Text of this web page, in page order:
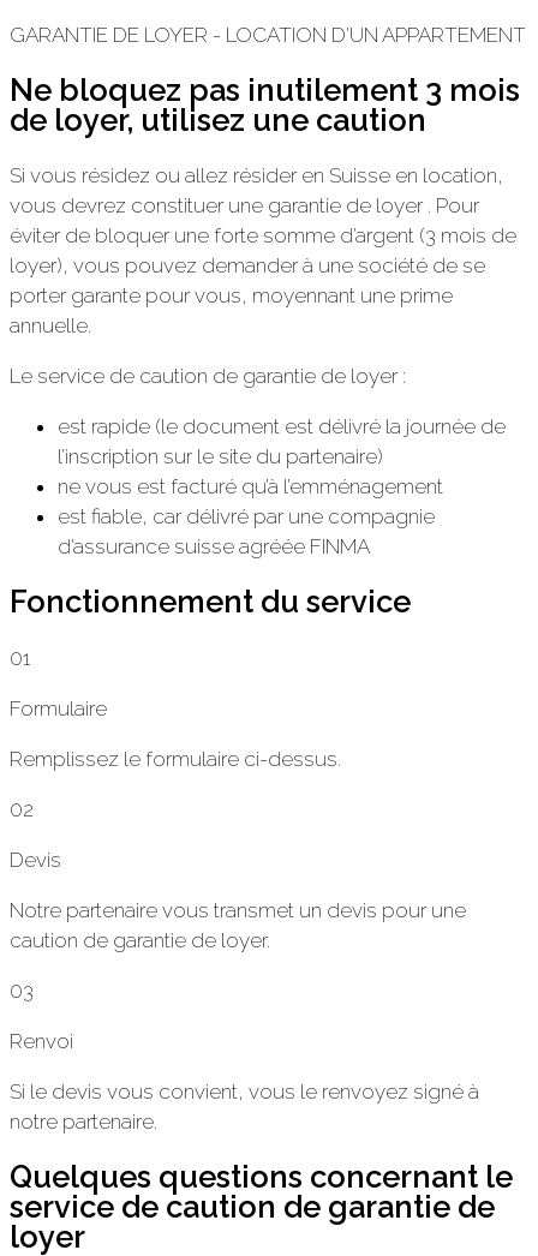
Aller
contenu
GARANTIE DE LOYER - LOCATION D'UN APPARTEMENT
Ne bloquez pas inutilement 3 mois
de loyer, utilisez une caution
Si vous résidez ou allez résider en Suisse en location,
vous devrez constituer une garantie de loyer . Pour
éviter de bloquer une forte somme d’argent (3 mois de
loyer), vous pouvez demander à une société de se
porter garante pour vous, moyennant une prime
annuelle.
Le service de caution de garantie de loyer :
est rapide (le document est délivré la journée de
l’inscription sur le site du partenaire)
ne vous est facturé qu’à l’emménagement
est fiable, car délivré par une compagnie
d’assurance suisse agréée FINMA
Fonctionnement du service
01
Formulaire
Remplissez le formulaire ci-dessus.
02
Devis
Notre partenaire vous transmet un devis pour une
caution de garantie de loyer.
03
Renvoi
Si le devis vous convient, vous le renvoyez signé à
notre partenaire.
Quelques questions concernant le
service de caution de garantie de
loyer